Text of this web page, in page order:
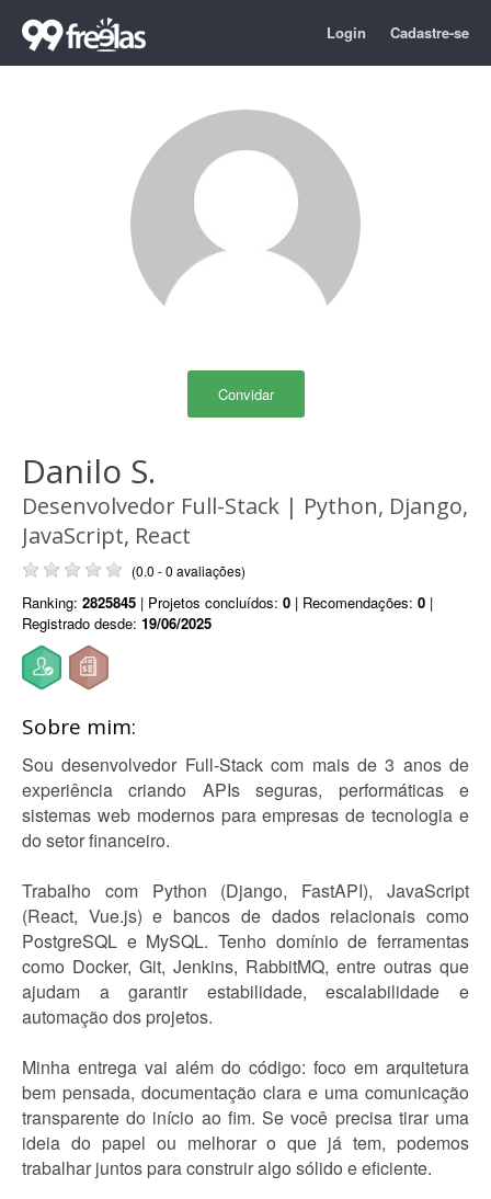
Login Cadastre-se
Convidar
Danilo S.
Desenvolvedor Full-Stack | Python, Django,
JavaScript, React
(0.0 - 0 avaliações)
Ranking: 2825845 | Projetos concluídos: 0 | Recomendações: 0 |
Registrado desde: 19/06/2025
Sobre mim:
Sou desenvolvedor Full-Stack com mais de 3 anos de
experiência criando APIs seguras, performáticas e
sistemas web modernos para empresas de tecnologia e
do setor financeiro.
Trabalho com Python (Django, FastAPI), JavaScript
(React, Vue.js) e bancos de dados relacionais como
PostgreSQL e MySQL. Tenho domínio de ferramentas
como Docker, Git, Jenkins, RabbitMQ, entre outras que
ajudam a garantir estabilidade, escalabilidade e
automação dos projetos.
Minha entrega vai além do código: foco em arquitetura
bem pensada, documentação clara e uma comunicação
transparente do início ao fim. Se você precisa tirar uma
ideia do papel ou melhorar o que já tem, podemos
trabalhar juntos para construir algo sólido e eficiente.